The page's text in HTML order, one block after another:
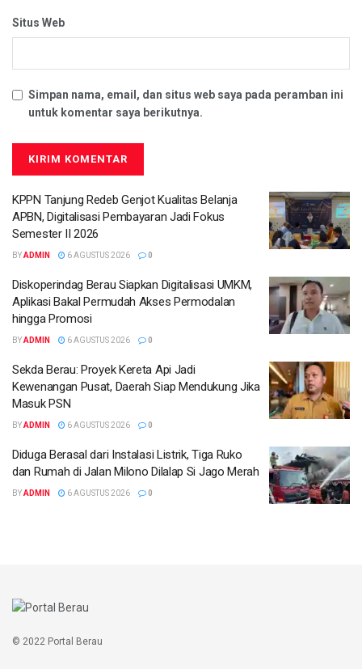
Situs Web
Simpan nama, email, dan situs web saya pada peramban ini
untuk komentar saya berikutnya.
KPPN Tanjung Redeb Genjot Kualitas Belanja
APBN, Digitalisasi Pembayaran Jadi Fokus
Semester II 2026
BYADMIN 6 AGUSTUS 2026 0
Diskoperindag Berau Siapkan Digitalisasi UMKM,
Aplikasi Bakal Permudah Akses Permodalan
hingga Promosi
BYADMIN 6 AGUSTUS 2026 0
Sekda Berau: Proyek Kereta Api Jadi
Kewenangan Pusat, Daerah Siap Mendukung Jika
Masuk PSN
BYADMIN 6 AGUSTUS 2026 0
Diduga Berasal dari Instalasi Listrik, Tiga Ruko
dan Rumah di Jalan Milono Dilalap Si Jago Merah
BYADMIN 6 AGUSTUS 2026 0
© 2022 Portal Berau